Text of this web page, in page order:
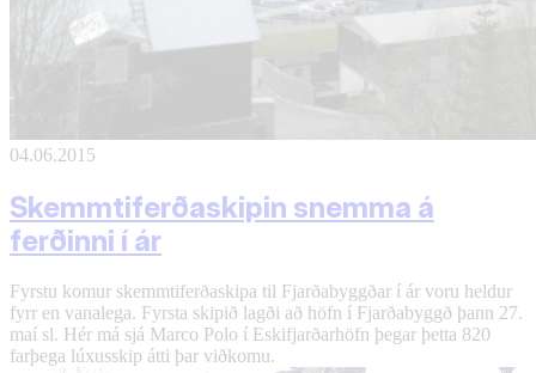
04.06.2015
Skemmtiferðaskipin snemma á
ferðinni í ár
Fyrstu komur skemmtiferðaskipa til Fjarðabyggðar í ár voru heldur
fyrr en vanalega. Fyrsta skipið lagði að höfn í Fjarðabyggð þann 27.
maí sl. Hér má sjá Marco Polo í Eskifjarðarhöfn þegar þetta 820
farþega lúxusskip átti þar viðkomu.